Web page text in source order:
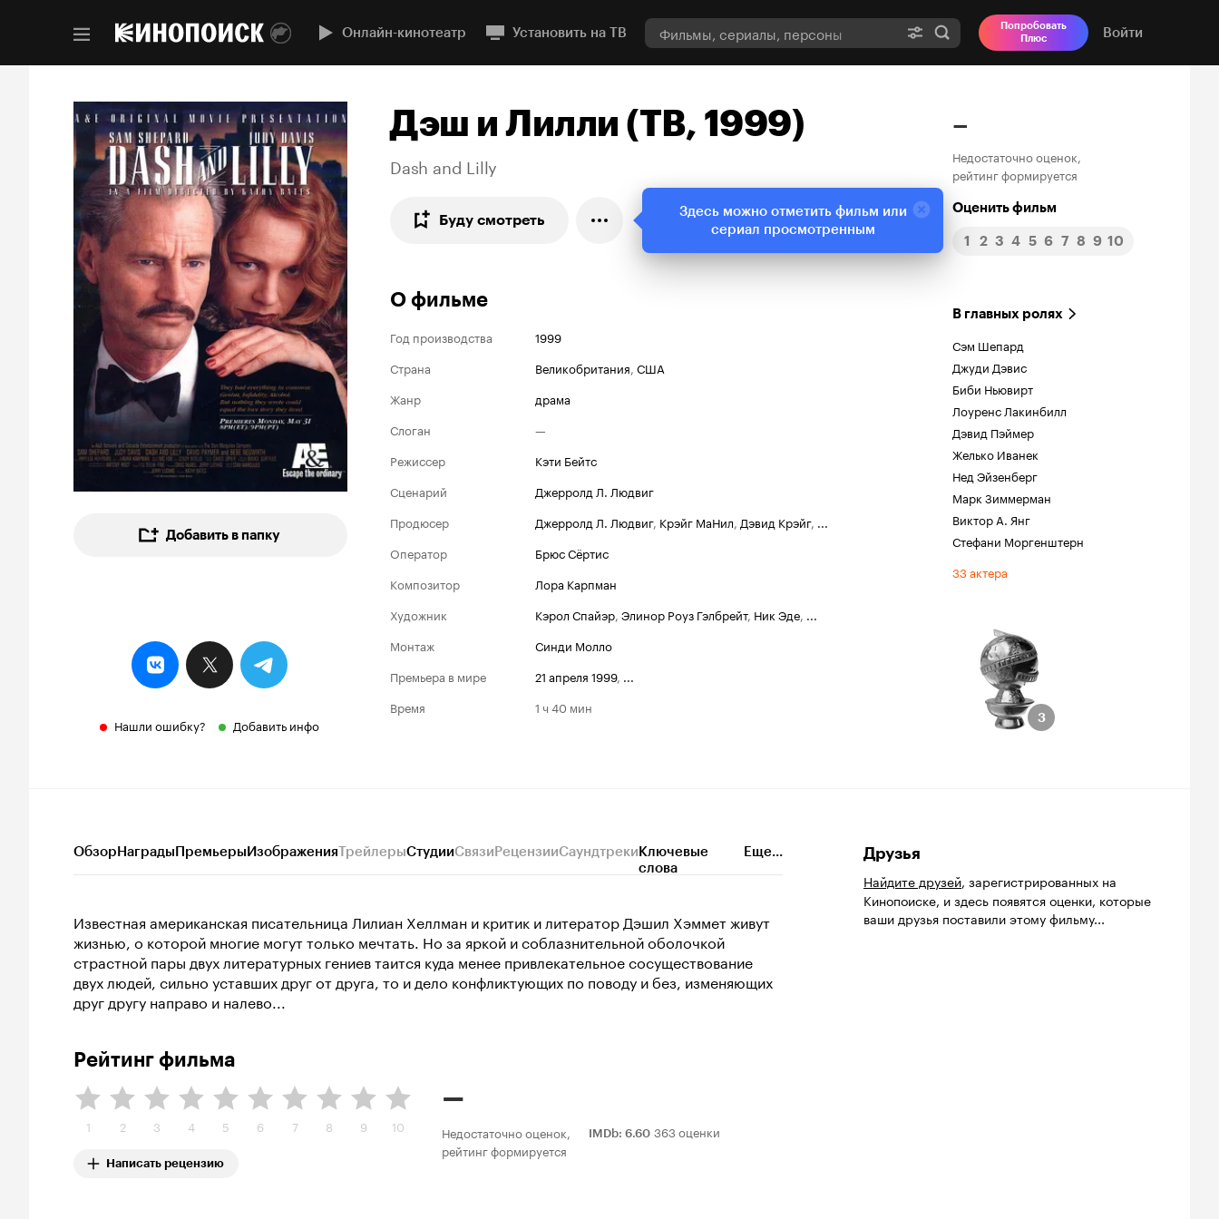
Онлайн-кинотеатр Установить на ТВ
Попробовать
Плюс
Войти
Добавить в папку
Нашли ошибку? Добавить инфо
Дэш и Лилли (ТВ, 1999)
Dash and Lilly
Буду смотреть
–
Недостаточно оценок,
рейтинг формируется
Оценить фильм
1 2 3 4 5 6 7 8 9 10
О фильме
Год производства
1999
Страна
Великобритания, США
Жанр
драма
Слоган
—
Режиссер
Кэти Бейтс
Сценарий
Джерролд Л. Людвиг
Продюсер
Джерролд Л. Людвиг, Крэйг МаНил, Дэвид Крэйг, ...
Оператор
Брюс Сёртис
Композитор
Лора Карпман
Художник
Кэрол Спайэр, Элинор Роуз Гэлбрейт, Ник Эде, ...
Монтаж
Синди Молло
Премьера в мире
21 апреля 1999, ...
Время
1 ч 40 мин
В главных ролях
Сэм Шепард
Джуди Дэвис
Биби Ньювирт
Лоуренс Лакинбилл
Дэвид Пэймер
Желько Иванек
Нед Эйзенберг
Марк Зиммерман
Виктор А. Янг
Стефани Моргенштерн
33 актера
3
3
ОбзорНаградыПремьерыИзображенияТрейлерыСтудииСвязиРецензииСаундтрекиКлючевые
слова
Еще...
Известная американская писательница Лилиан Хеллман и критик и литератор Дэшил Хэммет живут
жизнью, о которой многие могут только мечтать. Но за яркой и соблазнительной оболочкой
страстной пары двух литературных гениев таится куда менее привлекательное сосуществование
двух людей, сильно уставших друг от друга, то и дело конфликтующих по поводу и без, изменяющих
друг другу направо и налево...
Рейтинг фильма
1 2 3 4 5 6 7 8 9 10
Написать рецензию
–
Недостаточно оценок,
рейтинг формируется
IMDb: 6.60 363 оценки
Друзья
Найдите друзей, зарегистрированных на
Кинопоиске, и здесь появятся оценки, которые
ваши друзья поставили этому фильму...
Здесь можно отметить фильм или
сериал просмотренным